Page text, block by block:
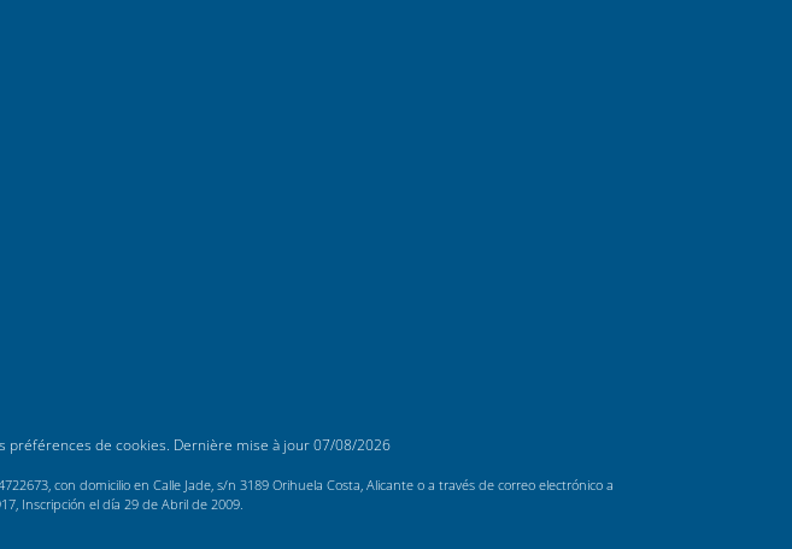
préférences de cookies. Dernière mise à jour07/08/2026
con domicilio en Calle Jade, s/n 3189 Orihuela Costa, Alicante o a través de correo electrónico a
Inscripción el día 29 de Abril de 2009.